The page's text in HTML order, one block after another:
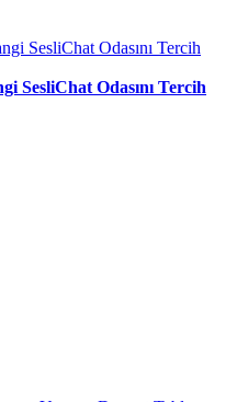
SesliChat Odasını Tercih